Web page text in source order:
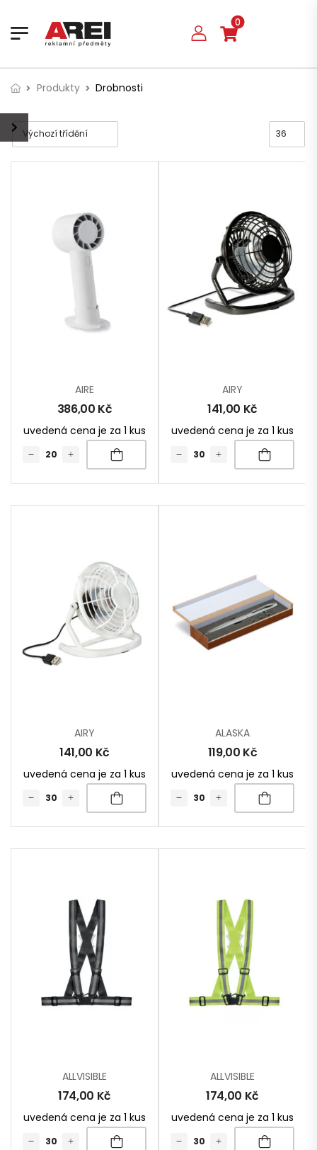
0
Produkty Drobnosti
AIRE
386,00 Kč
uvedená cena je za 1 kus
AIRY
141,00 Kč
uvedená cena je za 1 kus
AIRY
141,00 Kč
uvedená cena je za 1 kus
ALASKA
119,00 Kč
uvedená cena je za 1 kus
ALLVISIBLE
174,00 Kč
uvedená cena je za 1 kus
ALLVISIBLE
174,00 Kč
uvedená cena je za 1 kus